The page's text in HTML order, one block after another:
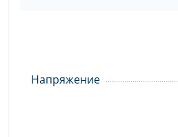
Напряжение